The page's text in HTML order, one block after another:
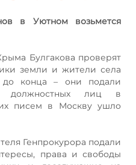
в Уютном возьмется
Булгакова проверят
земли и жители села
конца – они подали
должностных лиц в
писем в Москву ушло
Генпрокурора подали
права и свободы